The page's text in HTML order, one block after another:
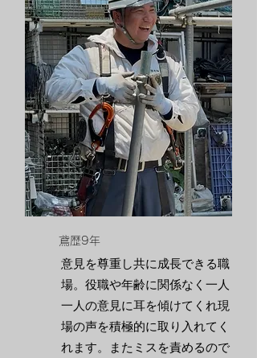
​鳶歴9年
​意見を尊重し共に成長できる職
場。役職や年齢に関係なく一人
一人の意見に耳を傾けてくれ現
場の声を積極的に取り入れてく
れます。またミスを責めるので